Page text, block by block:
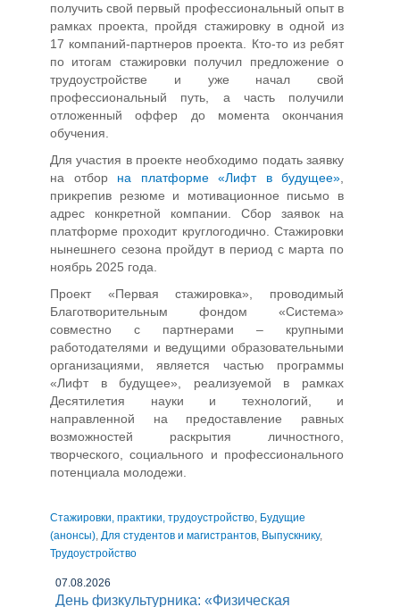
получить свой первый профессиональный опыт в
рамках проекта, пройдя стажировку в одной из
17 компаний-партнеров проекта. Кто-то из ребят
по итогам стажировки получил предложение о
трудоустройстве и уже начал свой
профессиональный путь, а часть получили
отложенный оффер до момента окончания
обучения.
Для участия в проекте необходимо подать заявку
на отбор на платформе «Лифт в будущее»
прикрепив резюме и мотивационное письмо в
адрес конкретной компании. Сбор заявок на
платформе проходит круглогодично. Стажировки
нынешнего сезона пройдут в период с марта по
ноябрь 2025 года.
Проект «Первая стажировка», проводимый
Благотворительным фондом «Система»
совместно с партнерами – крупными
работодателями и ведущими образовательными
организациями, является частью программы
«Лифт в будущее», реализуемой в рамках
Десятилетия науки и технологий, и
направленной на предоставление равных
возможностей раскрытия личностного,
творческого, социального и профессионального
потенциала молодежи.
Стажировки, практики, трудоустройство, Будущие
(анонсы), Для студентов и магистрантов, Выпускнику,
Трудоустройство
07.08.2026
День физкультурника: «Физическая